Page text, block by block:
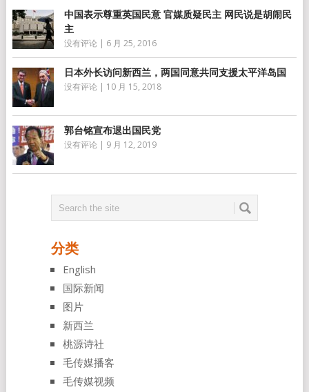
中国表示尊重英国民意 官媒质疑民主 网民说是胡闹民
主
没有评论 | 6 月 25, 2016
日本外长访问新西兰，两国同意共同支援太平洋岛国
没有评论 | 10 月 15, 2018
郭台铭宣布退出国民党
没有评论 | 9 月 12, 2019
分类
English
国际新闻
图片
新西兰
桃源诗社
毛传媒播客
毛传媒视频